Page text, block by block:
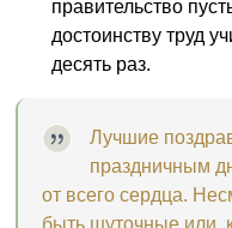
правительство
достоинству труд
десять раз.
Лучшие
праздничным
от всего сердца.